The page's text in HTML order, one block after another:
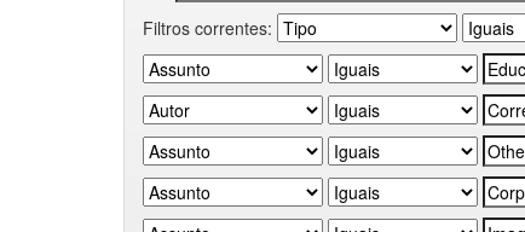
Filtros correntes: